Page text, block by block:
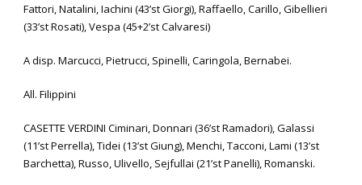
Fattori, Natalini, Iachini (43’st Giorgi), Raffaello, Carillo, Gibellieri
(33’st Rosati), Vespa (45+2’st Calvaresi)
A disp. Marcucci, Pietrucci, Spinelli, Caringola, Bernabei.
All. Filippini
CASETTE VERDINI Ciminari, Donnari (36’st Ramadori), Galassi
(11’st Perrella), Tidei (13’st Giung), Menchi, Tacconi, Lami (13’st
Barchetta), Russo, Ulivello, Sejfullai (21’st Panelli), Romanski.